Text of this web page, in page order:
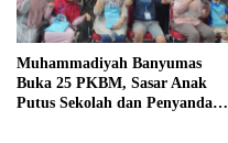
Muhammadiyah Banyumas
Buka 25 PKBM, Sasar Anak
Putus Sekolah dan Penyandang